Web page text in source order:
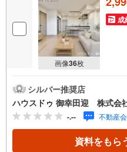
・
条
イ
ペ
ー
ジ
画像36枚
成
シルバー推奨店
ハウスドゥ 御幸田迎 株式会
-.-- 不動産
資料をもら